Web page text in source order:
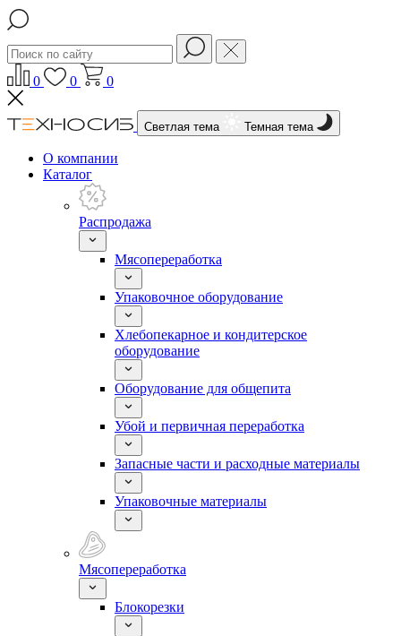
0 0 0
Светлая тема Темная тема
О компании
Каталог
Распродажа
Мясопереработка
Упаковочное оборудование
Хлебопекарное и кондитерское
оборудование
Оборудование для общепита
Убой и первичная переработка
Запасные части и расходные материалы
Упаковочные материалы
Мясопереработка
Блокорезки